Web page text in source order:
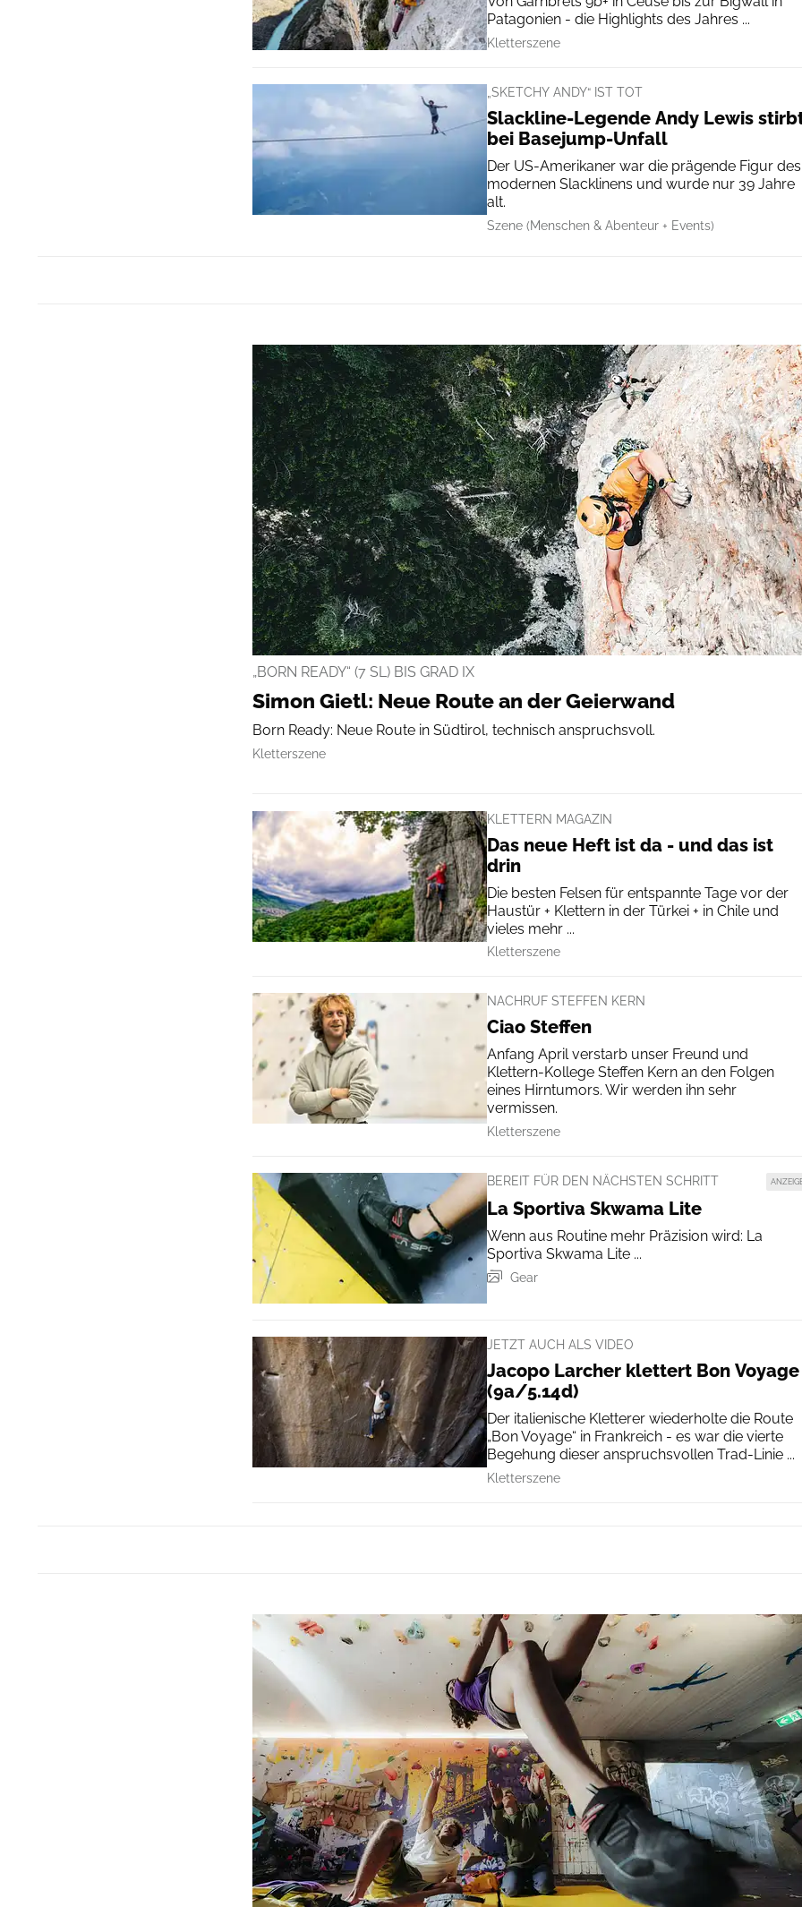
Patagonien - die Highlights des Jahres ...
Kletterszene
„SKETCHY ANDY“ IST TOT
Slackline-Legende Andy Lewis
bei Basejump-Unfall
Der US-Amerikaner war die prägende Figur des
modernen Slacklinens und wurde nur 39 Jahre
alt.
Szene (Menschen & Abenteur + Events)
„BORN READY“ (7 SL) BIS GRAD IX
Simon Gietl: Neue Route an der Geierwand
Born Ready: Neue Route in Südtirol, technisch anspruchsvoll.
Kletterszene
KLETTERN MAGAZIN
Das neue Heft ist da - und das ist
drin
Die besten Felsen für entspannte Tage vor der
Haustür + Klettern in der Türkei + in Chile und
vieles mehr ...
Kletterszene
NACHRUF STEFFEN KERN
Ciao Steffen
Anfang April verstarb unser Freund und
Klettern-Kollege Steffen Kern an den Folgen
eines Hirntumors. Wir werden ihn sehr
vermissen.
Kletterszene
BEREIT FÜR DEN NÄCHSTEN SCHRITT
La Sportiva Skwama Lite
Wenn aus Routine mehr Präzision wird: La
Sportiva Skwama Lite ...
Gear
JETZT AUCH ALS VIDEO
Jacopo Larcher klettert Bon Voyage
(9a/5.14d)
Der italienische Kletterer wiederholte die Route
„Bon Voyage“ in Frankreich - es war die vierte
Begehung dieser anspruchsvollen Trad-Linie ...
Kletterszene